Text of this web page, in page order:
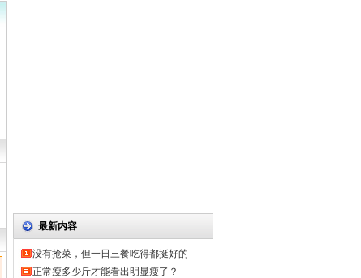
最新内容
没有抢菜，但一日三餐吃得都挺好的
正常瘦多少斤才能看出明显瘦了？